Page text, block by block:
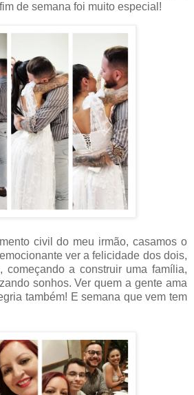
de semana foi muito especial!
civil do meu irmão, casamos o
ver a felicidade dos dois,
começando a construir uma família,
sonhos. Ver quem a gente ama
também! E semana que vem tem